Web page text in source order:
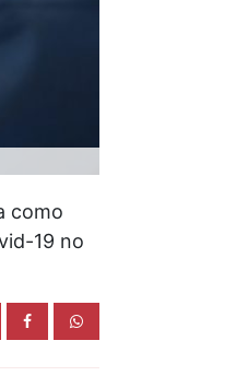
como
19 no